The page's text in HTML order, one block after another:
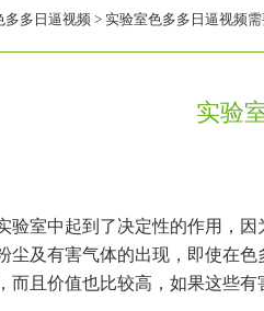
多多日逼视频 > 实验室色多多日逼视频
实验
中起到了决定性的作用，因
及有害气体的出现，即使在色
，而且价值也比较高，如果这